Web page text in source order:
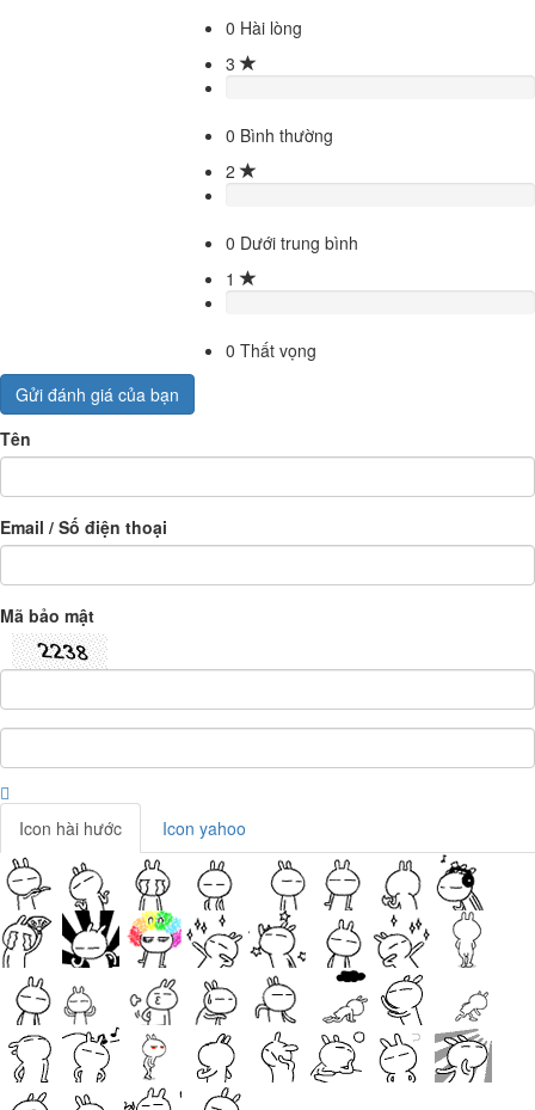
0 Hài lòng
3
0 Bình thường
2
0 Dưới trung bình
1
0 Thất vọng
Gửi đánh giá của bạn
Tên
Email / Số điện thoại
Mã bảo mật
Icon hài hước Icon yahoo